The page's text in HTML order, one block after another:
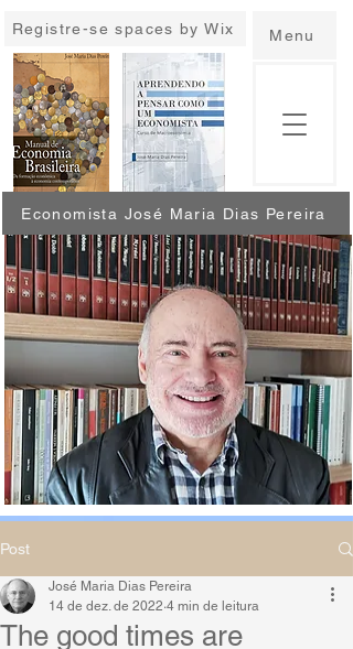
Economista José Maria Dias Pereira
Menu
Registre-se spaces by Wix
Post
The good times are
José Maria Dias Pereira
14 de dez. de 2022 4 min de leitura